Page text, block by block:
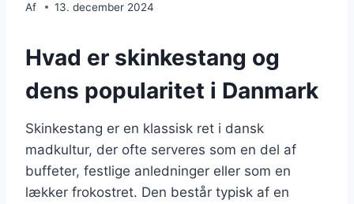
Af 13. december 2024
Hvad er skinkestang og
dens popularitet i Danmark
Skinkestang er en klassisk ret i dansk
madkultur, der ofte serveres som en del af
buffeter, festlige anledninger eller som en
lækker frokostret. Den består typisk af en